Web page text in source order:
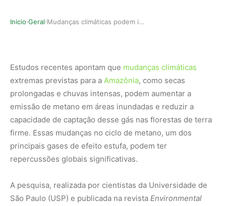
Inicio›Geral› Mudanças climáticas podem intensificar emissão …
Estudos recentes apontam que mudanças climáticas
extremas previstas para a Amazônia, como secas
prolongadas e chuvas intensas, podem aumentar a
emissão de metano em áreas inundadas e reduzir a
capacidade de captação desse gás nas florestas de terra
firme. Essas mudanças no ciclo de metano, um dos
principais gases de efeito estufa, podem ter
repercussões globais significativas.
A pesquisa, realizada por cientistas da Universidade de
São Paulo (USP) e publicada na revista Environmental